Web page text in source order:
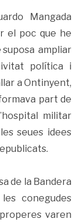
Mangada
el poc que he
suposa ampliar
política i
a Ontinyent,
part de
militar
seues idees
de la Bandera
conegudes
varen